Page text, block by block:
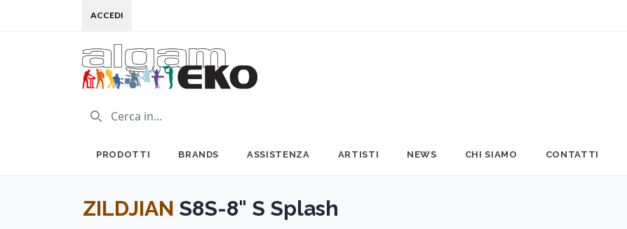
ACCEDI
PRODOTTI BRANDS ASSISTENZA ARTISTI NEWS CHI SIAMO CONTATTI
ZILDJIAN S8S-8" S Splash